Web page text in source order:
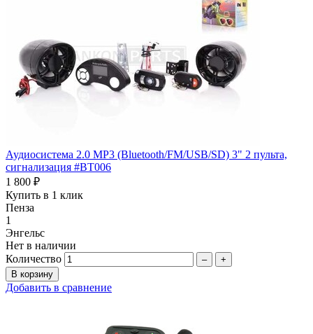
Аудиосистема 2.0 MP3 (Bluetooth/FM/USB/SD) 3" 2 пульта,
сигнализация #BT006
1 800 ₽
Купить в 1 клик
Пенза
1
Энгельс
Нет в наличии
Количество
– +
Добавить в сравнение